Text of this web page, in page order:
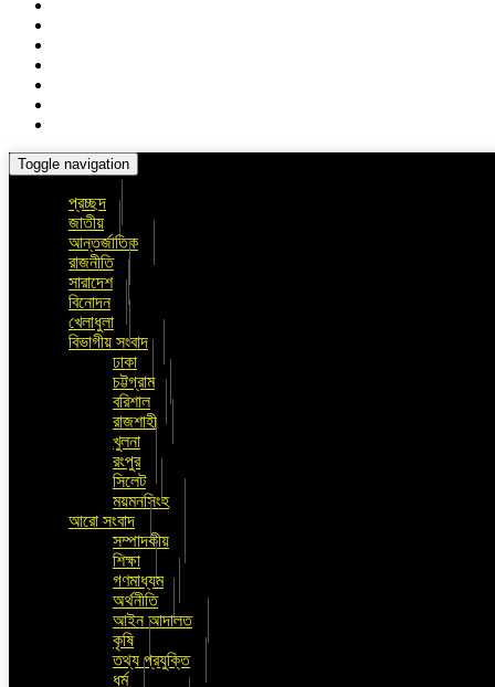
Toggle navigation
প্রচ্ছদ
জাতীয়
আন্তর্জাতিক
রাজনীতি
সারাদেশ
বিনোদন
খেলাধুলা
বিভাগীয় সংবাদ
ঢাকা
চট্টগ্রাম
বরিশাল
রাজশাহী
খুলনা
রংপুর
সিলেট
ময়মনসিংহ
আরো সংবাদ
সম্পাদকীয়
শিক্ষা
গণমাধ্যম
অর্থনীতি
আইন আদালত
কৃষি
তথ্য প্রযুক্তি
ধর্ম